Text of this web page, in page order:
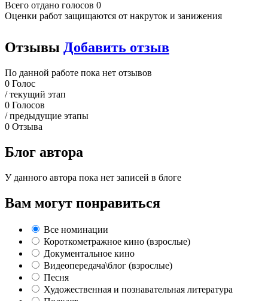
Всего отдано голосов 0
Оценки работ защищаются от накруток и занижения
Отзывы Добавить отзыв
По данной работе пока нет отзывов
0 Голос
/ текущий этап
0 Голосов
/ предыдущие этапы
0 Отзыва
Блог автора
У данного автора пока нет записей в блоге
Вам могут понравиться
Все номинации
Короткометражное кино (взрослые)
Документальное кино
Видеопередача\блог (взрослые)
Песня
Художественная и познавательная литература